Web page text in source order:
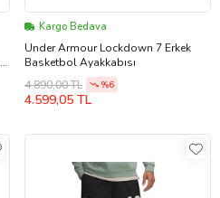
Kargo Bedava
Under Armour Lockdown 7 Erkek
Basketbol Ayakkabısı
4.890,00 TL
%6
4.599,05 TL